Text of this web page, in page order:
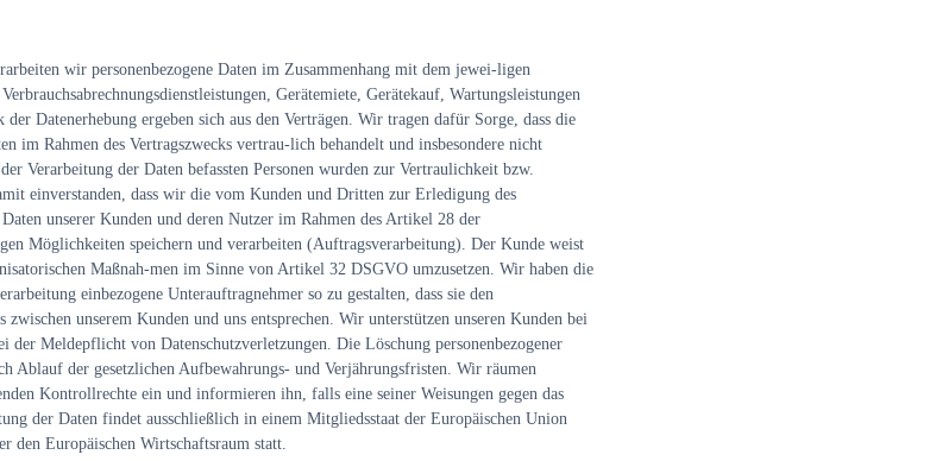
wir personenbezogene Daten im Zusammenhang mit dem jewei-ligen
Gerätemiete, Gerätekauf, Wartungsleistungen
Datenerhebung ergeben sich aus den Verträgen. Wir tragen dafür Sorge, dass die
im Rahmen des Vertragszwecks vertrau-lich behandelt und insbesondere nicht
Verarbeitung der Daten befassten Personen wurden zur Vertraulichkeit bzw.
einverstanden, dass wir die vom Kunden und Dritten zur Erledigung des
Daten unserer Kunden und deren Nutzer im Rahmen des Artikel 28 der
Möglichkeiten speichern und verarbeiten (Auftragsverarbeitung). Der Kunde weist
Maßnah-men im Sinne von Artikel 32 DSGVO umzusetzen. Wir haben die
einbezogene Unterauftragnehmer so zu gestalten, dass sie den
unserem Kunden und uns entsprechen. Wir unterstützen unseren Kunden bei
der Meldepflicht von Datenschutzverletzungen. Die Löschung personenbezogener
Ablauf der gesetzlichen Aufbewahrungs- und Verjährungsfristen. Wir räumen
Kontrollrechte ein und informieren ihn, falls eine seiner Weisungen gegen das
der Daten findet ausschließlich in einem Mitgliedsstaat der Europäischen Union
den Europäischen Wirtschaftsraum statt.